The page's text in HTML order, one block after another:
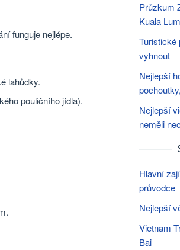
funguje nejlépe.
lahůdky.
pouličního jídla).
Průzkum
Kuala
Turistické
vyhnout
Nejlepší
Nejlepší
neměli
Hlavní
průvodce
Nejlepší
Vietnam
Bai